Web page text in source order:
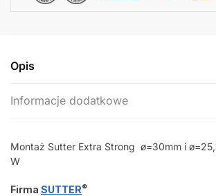
Opis
Informacje dodatkowe
Montaż Sutter Extra Strong ø=30mm i
W
Firma SUTTER®